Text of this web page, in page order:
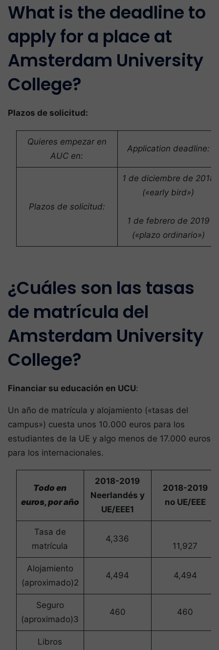
What is the deadline to
apply for a place at
Amsterdam University
College?
Plazos de solicitud:
Quieres empezar en
AUC en:
Application deadline:
Plazos de solicitud:
1 de diciembre de 2018
(«early bird»)
1 de febrero de 2019
(«plazo ordinario»)
¿Cuáles son las tasas
de matrícula del
Amsterdam University
College?
Financiar su educación en UCU:
Un año de matrícula y alojamiento («tasas del
campus») cuesta unos 10.000 euros para los
estudiantes de la UE y algo menos de 17.000 euros
para los internacionales.
Todo en
euros, por año
2018-2019
Neerlandés y
UE/EEE1
2018-2019
no UE/EEE
Tasa de
matrícula
4,336
11,927
Alojamiento
(aproximado)2
4,494 4,494
Seguro
(aproximado)3
460 460
Libros